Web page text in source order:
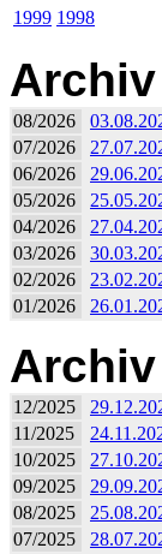
1999 1998
Archiv
08/2026
07/2026
06/2026
05/2026
04/2026
03/2026
02/2026
01/2026
Archiv
12/2025
11/2025
10/2025
09/2025
08/2025
07/2025